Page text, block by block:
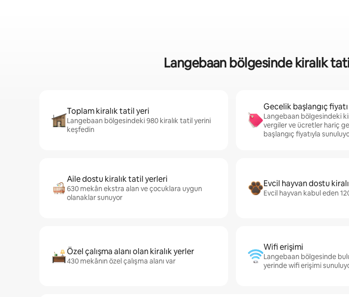
Langebaan bölgesinde kiralık
Toplam kiralık tatil yeri
Langebaan bölgesindeki 980 kiralık tatil yerini
keşfedin
Gecelik başlangıç fiyatı
Langebaan bölgesindeki
vergiler ve ücretler hariç
başlangıç fiyatıyla
Aile dostu kiralık tatil yerleri
630 mekân ekstra alan ve çocuklara uygun
olanaklar sunuyor
Evcil hayvan dostu
Evcil hayvan kabul eden
Özel çalışma alanı olan kiralık yerler
430 mekânın özel çalışma alanı var
Wifi erişimi
Langebaan bölgesinde
yerinde wifi erişimi